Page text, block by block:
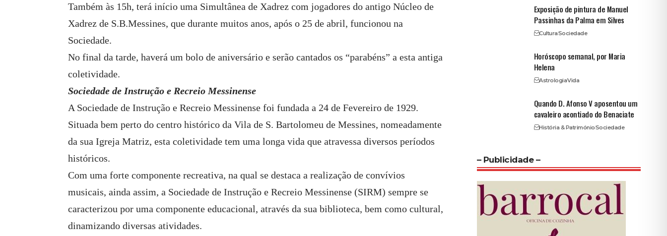
Também às 15h, terá início uma Simultânea de Xadrez com jogadores do antigo Núcleo de
Xadrez de S.B.Messines, que durante muitos anos, após o 25 de abril, funcionou na
Sociedade.
No final da tarde, haverá um bolo de aniversário e serão cantados os “parabéns” a esta antiga
coletividade.
Sociedade de Instrução e Recreio Messinense
A Sociedade de Instrução e Recreio Messinense foi fundada a 24 de Fevereiro de 1929.
Situada bem perto do centro histórico da Vila de S. Bartolomeu de Messines, nomeadamente
da sua Igreja Matriz, esta coletividade tem uma longa vida que atravessa diversos períodos
históricos.
Com uma forte componente recreativa, na qual se destaca a realização de convívios
musicais, ainda assim, a Sociedade de Instrução e Recreio Messinense (SIRM) sempre se
caracterizou por uma componente educacional, através da sua biblioteca, bem como cultural,
dinamizando diversas atividades.
Exposição de pintura de Manuel
Passinhas da Palma em Silves
CulturaSociedade
Horóscopo semanal, por Maria
Helena
AstrologiaVida
Quando D. Afonso V aposentou um
cavaleiro acontiado do Benaciate
História & PatrimónioSociedade
– Publicidade –